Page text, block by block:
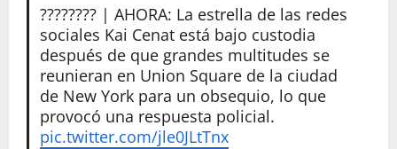
???????? | AHORA: La estrella de las redes
sociales Kai Cenat está bajo custodia
después de que grandes multitudes se
reunieran en Union Square de la ciudad
de New York para un obsequio, lo que
provocó una respuesta policial.
pic.twitter.com/jle0JLtTnx